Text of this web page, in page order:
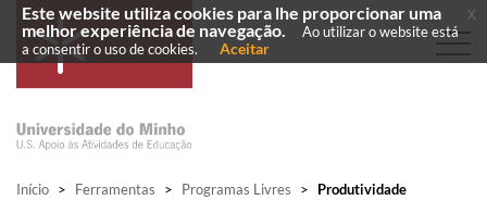
Início > Ferramentas > Programas Livres > Produtividade
Este website utiliza cookies para lhe proporcionar uma
melhor experiência de navegação.
Ao utilizar o website está
a consentir o uso de cookies.
Aceitar
x